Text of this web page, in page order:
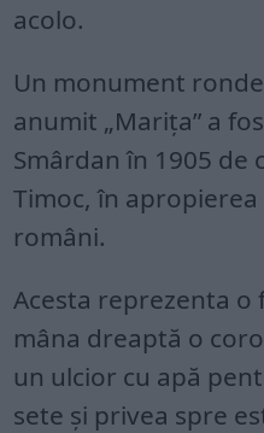
acolo.
Un monument
anumit „Marița” a
Smârdan în 1905 de
Timoc, în
români.
Acesta reprezenta o
mâna dreaptă o
un ulcior cu apă
sete și privea spre